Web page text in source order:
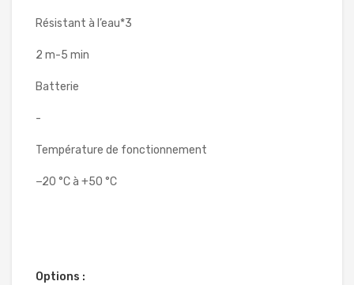
Résistant à l’eau*3
2 m-5 min
Batterie
-
Température de fonctionnement
−20 °C à +50 °C
Options :